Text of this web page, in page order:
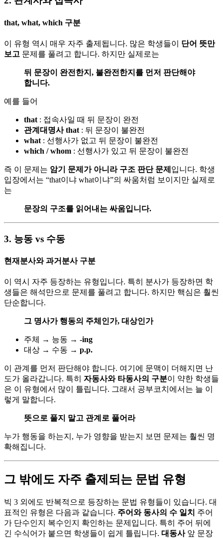
that, what, which 구분
이 유형 역시 매우 자주 출제됩니다. 많은 학생들이 단어 뜻만
보고 문제를 풀려고 합니다. 하지만 실제로는
뒤 문장이 완전한지, 불완전한지를 먼저 판단해야
합니다.
예를 들어
that : 접속사일 때 뒤 문장이 완전
관계대명사 that : 뒤 문장이 불완전
what : 선행사가 없고 뒤 문장이 불완전
which / whom : 선행사가 있고 뒤 문장이 불완전
즉 이 문제는 암기 문제가 아니라 구조 판단 문제 입니다. 학생
입장에서는 “that이냐 what이냐”의 싸움처럼 보이지만 실제로
는
문장의 구조를 읽어내는 싸움입니다.
3. 능동 vs 수동
현재분사와 과거분사 구분
이 역시 자주 등장하는 유형입니다. 특히 분사가 등장하면 학
생들은 해석만으로 문제를 풀려고 합니다. 하지만 핵심은 훨씬
단순합니다.
그 명사가 행동의 주체인가, 대상인가
주체 → 능동 → -ing
대상 → 수동 → p.p.
이 관계를 먼저 판단해야 합니다. 여기에 문맥이 더해지면 난
도가 올라갑니다. 특히 자동사와 타동사의 구분이 약한 학생들
은 이 유형에서 많이 틀립니다. 그래서 공부코치에서는 늘 이
렇게 말합니다.
뜻으로 풀지 말고 관계로 풀어라
누가 행동을 하는지, 누가 영향을 받는지 보면 문제는 훨씬 명
확해집니다.
그 밖에도 자주 출제되는 문법 유형
빅 3 외에도 반복적으로 등장하는 문법 유형들이 있습니다. 대
표적인 유형은 다음과 같습니다. 주어와 동사의 수 일치 주어
가 단수인지 복수인지 확인하는 문제입니다. 특히 주어 뒤에
긴 수식어가 붙으면 학생들이 쉽게 틀립니다. 대동사앞 문장